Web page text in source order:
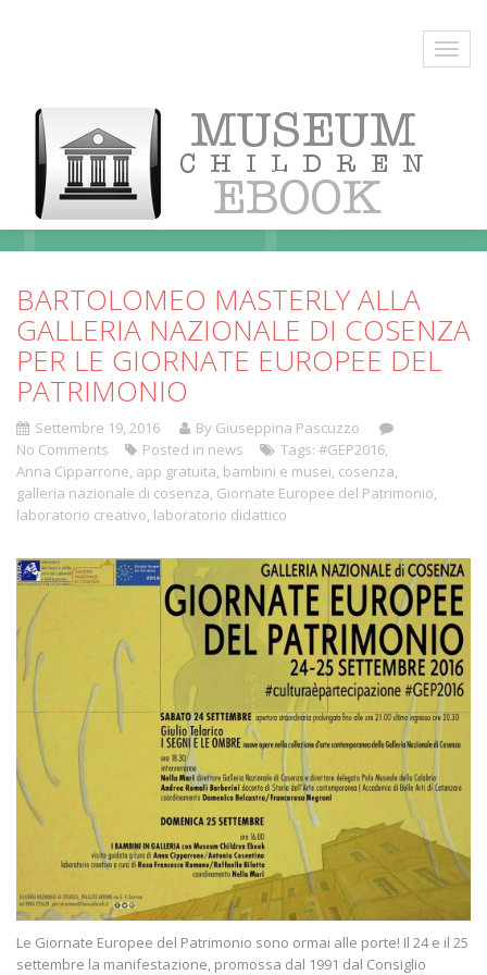
Blog
BARTOLOMEO MASTERLY ALLA
GALLERIA NAZIONALE DI COSENZA
PER LE GIORNATE EUROPEE DEL
PATRIMONIO
Settembre 19, 2016
By Giuseppina Pascuzzo
No Comments
Posted in news Tags: #GEP2016,
Anna Cipparrone, app gratuita, bambini e musei, cosenza,
galleria nazionale di cosenza, Giornate Europee del Patrimonio,
laboratorio creativo, laboratorio didattico
Le Giornate Europee del Patrimonio sono ormai alle porte! Il 24 e il 25
settembre la manifestazione, promossa dal 1991 dal Consiglio